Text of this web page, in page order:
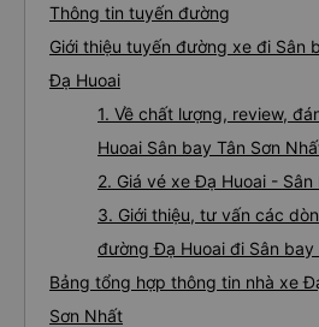
Thông tin tuyến đường
Giới thiệu tuyến đường xe đi Sân
Đạ Huoai
1. Về chất lượng, review,
Huoai Sân bay Tân Sơn
2. Giá vé xe Đạ Huoai -
3. Giới thiệu, tư vấn các
đường Đạ Huoai đi Sân bay
Bảng tổng hợp thông tin nhà xe
Sơn Nhất